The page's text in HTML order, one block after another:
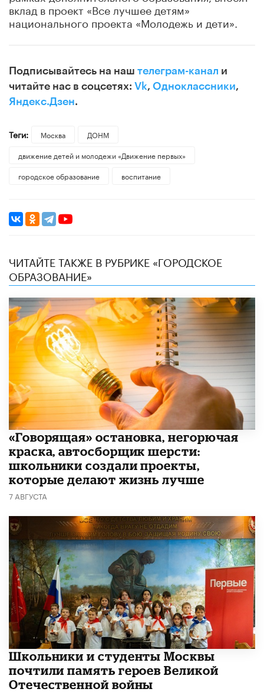
вклад в проект «Все лучшее детям»
национального проекта «Молодежь и дети».
Подписывайтесь на наш телеграм-канал и
читайте нас в соцсетях: Vk, Одноклассники,
Яндекс.Дзен.
Теги: Москва
ДОНМ
движение детей и молодежи «Движение первых»
городское образование
воспитание
ЧИТАЙТЕ ТАКЖЕ В РУБРИКЕ «ГОРОДСКОЕ
ОБРАЗОВАНИЕ»
​«Говорящая» остановка, негорючая
краска, автосборщик шерсти:
школьники создали проекты,
которые делают жизнь лучше
7 АВГУСТА
Школьники и студенты Москвы
почтили память героев Великой
Отечественной войны